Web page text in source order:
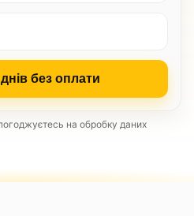
без оплати
на обробку даних